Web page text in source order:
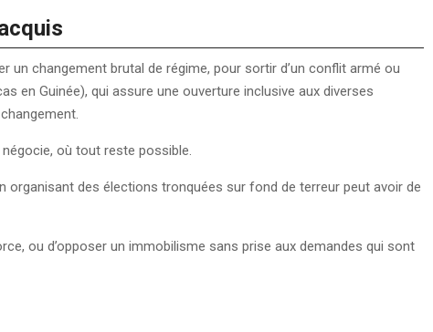
changement brutal de régime, pour sortir d’un conflit armé ou
en Guinée), qui assure une ouverture inclusive aux diverses
où tout reste possible.
organisant des élections tronquées sur fond de terreur peut avoir de
ou d’opposer un immobilisme sans prise aux demandes qui sont